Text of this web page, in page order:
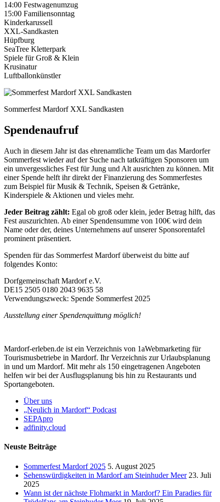
14:00 Festwagenumzug
15:00 Familiensonntag
Kinderkarussell
XXL-Sandkasten
Hüpfburg
SeaTree Kletterpark
Spiele für Groß & Klein
Krusinatur
Luftballonkünstler
Sommerfest Mardorf XXL Sandkasten
Spendenaufruf
Auch in diesem Jahr ist das ehrenamtliche Team um das Mardorfer
Sommerfest wieder auf der Suche nach tatkräftigen Sponsoren um
ein unvergessliches Fest für Jung und Alt ausrichten zu können. Mit
einer Spende helft ihr direkt der Finanzierung des Sommerfestes
zum Beispiel für Musik & Technik, Speisen & Getränke,
Kinderspiele & Aktionen und vieles mehr.
Jeder Beitrag zählt: Egal ob groß oder klein, jeder Betrag hilft, das
Fest auszurichten. Ab einer Spendensumme von 100€ wird dein
Name oder der, deines Unternehmens auf unserer Sponsorentafel
prominent präsentiert.
Spenden für das Sommerfest Mardorf überweist du bitte auf
folgendes Konto:
Dorfgemeinschaft Mardorf e.V.
DE15 2505 0180 2043 9635 58
Verwendungszweck: Spende Sommerfest 2025
Ausstellung einer Spendenquittung möglich!
Mardorf-erleben.de ist ein Verzeichnis von 1aWebmarketing für
Tourismusbetriebe in Mardorf. Ihr Verzeichnis zur Urlaubsplanung
in und um Mardorf. Mit mehr als 150 eingetragenen Angeboten
helfen wir bei der Ausflugsplanung bis hin zu Restaurants und
Sportangeboten.
Über uns
„Neulich in Mardorf“ Podcast
SEPApro
adfinity.cloud
Neuste Beiträge
Sommerfest Mardorf 2025 5. August 2025
Sehenswürdigkeiten in Mardorf am Steinhuder Meer 23. Juli
2025
Wann ist der nächste Flohmarkt in Mardorf? Ein Paradies für